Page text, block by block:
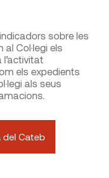
sobre les
Col·legi els
els expedients
als seus
del Cateb